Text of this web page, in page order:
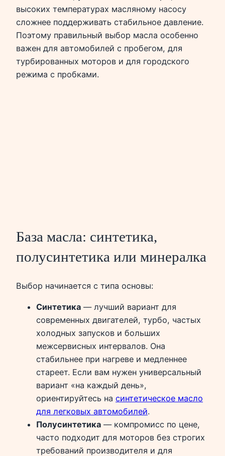
высоких температурах масляному насосу
сложнее поддерживать стабильное давление.
Поэтому правильный выбор масла особенно
важен для автомобилей с пробегом, для
турбированных моторов и для городского
режима с пробками.
База масла: синтетика,
полусинтетика или минералка
Выбор начинается с типа основы:
Синтетика — лучший вариант для
современных двигателей, турбо, частых
холодных запусков и больших
межсервисных интервалов. Она
стабильнее при нагреве и медленнее
стареет. Если вам нужен универсальный
вариант «на каждый день»,
ориентируйтесь на синтетическое масло
для легковых автомобилей.
Полусинтетика — компромисс по цене,
часто подходит для моторов без строгих
требований производителя и для